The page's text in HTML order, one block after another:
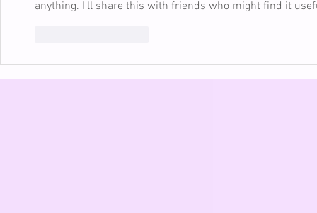
anything. I'll share this with friends who might find it